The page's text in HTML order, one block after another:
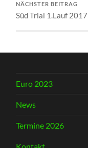
NÄCHSTER BEITRAG
Süd Trial 1.Lauf
Euro 2023
News
Termine 2026